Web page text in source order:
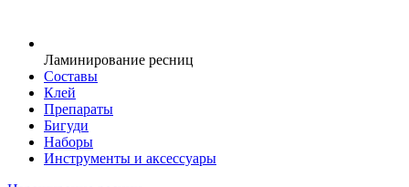
Ламинирование ресниц
Составы
Клей
Препараты
Бигуди
Наборы
Инструменты и аксессуары